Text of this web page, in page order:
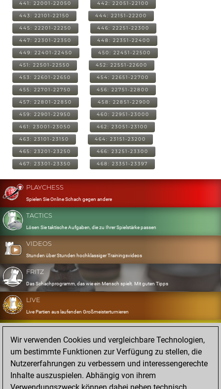
441: 22001-22050 442: 22051-22100
443: 22101-22150 444: 22151-22200
445: 22201-22250 446: 22251-22300
447: 22301-22350 448: 22351-22400
449: 22401-22450 450: 22451-22500
451: 22501-22550 452: 22551-22600
453: 22601-22650 454: 22651-22700
455: 22701-22750 456: 22751-22800
457: 22801-22850 458: 22851-22900
459: 22901-22950 460: 22951-23000
461: 23001-23050 462: 23051-23100
463: 23101-23150 464: 23151-23200
465: 23201-23250 466: 23251-23300
467: 23301-23350 468: 23351-23397
PLAYCHESS
Spielen Sie Online Schach gegen andere
TACTICS
Lösen Sie taktische Aufgaben, die zu Ihrer Spielstärke passen
VIDEOS
Stunden über Stunden hochklassiger Trainingsvideos
FRITZ
Das Schachprogramm, das wie ein Mensch spielt. Mit guten Tipps
LIVE
Live Partien aus laufenden Großmeisterturnieren
OPENINGS
Erfassen und Üben Sie Ihr Eröffnungsrepertoire
DATABASE
Acht Millionen starke Partien
MYGAMES
Wir verwenden Cookies und vergleichbare Technologien,
um bestimmte Funktionen zur Verfügung zu stellen, die
Nutzererfahrungen zu verbessern und interessengerechte
Inhalte auszuspielen. Abhängig von ihrem